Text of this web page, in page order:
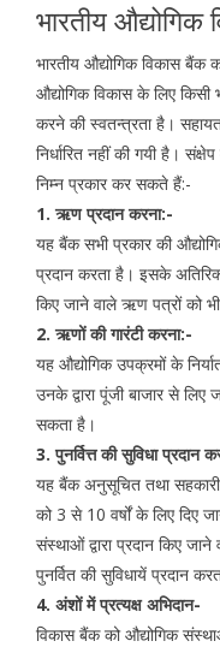
भारतीय
भारतीय औद्योगिक विकास बैंक
औद्योगिक विकास के लिए किसी
करने की स्वतन्त्रता है।
निर्धारित नहीं की गयी है।
निम्न प्रकार कर सकते हैं:-
1. ऋण प्रदान करना:-
यह बैंक सभी प्रकार की
प्रदान करता है। इसके अतिरिक्त
किए जाने वाले ऋण पत्रों को
2. ऋणों की गारंटी करना:-
यह औद्योगिक उपक्रमों के
उनके द्वारा पूंजी बाजार से
सकता है।
3. पुनर्वित्त की सुविधा प्रदान
यह बैंक अनुसूचित तथा सहकारी
को 3 से 10 वर्षों के लिए दिए
संस्थाओं द्वारा प्रदान किए
पुनर्वित की सुविधायें प्रदान
4. अंशों में प्रत्यक्ष अभिदान-
विकास बैंक को औद्योगिक